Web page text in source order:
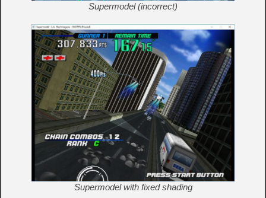
Supermodel (incorrect)
Supermodel with fixed shading